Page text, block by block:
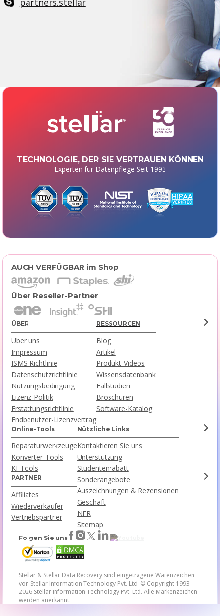
partners.stellar
TECHNOLOGIE, DER SIE VERTRAUEN KÖNNEN
Experten für Datenpflege Seit 1993
AUCH VERFÜGBAR im Shop
Über Reseller-Partner
ÜBER
Über uns
Impressum
ISMS Richtlinie
Datenschutzrichtlinie
Nutzungsbedingung
Lizenz-Politik
Erstattungsrichtlinie
Endbenutzer-Lizenzvertrag
RESSOURCEN
Blog
Artikel
Produkt-Videos
Wissensdatenbank
Fallstudien
Broschüren
Software-Katalog
Online-Tools
Reparaturwerkzeuge
Konverter-Tools
KI-Tools
PARTNER
Affiliates
Wiederverkäufer
Vertriebspartner
Nützliche Links
Kontaktieren Sie uns
Unterstützung
Studentenrabatt
Sonderangebote
Auszeichnungen & Rezensionen
Geschäft
NFR
Sitemap
Stellar & Stellar Data Recovery sind eingetragene Warenzeichen
von Stellar Information Technology Pvt. Ltd. © Copyright 1993 -
2026 Stellar Information Technology Pvt. Ltd. Alle Markenzeichen
werden anerkannt.
Folgen Sie uns